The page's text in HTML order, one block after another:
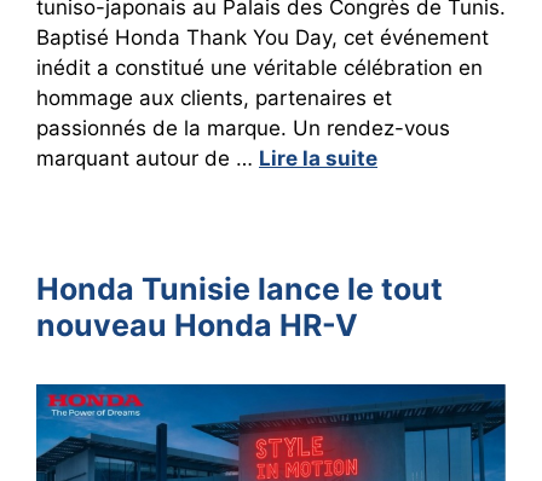
tuniso-japonais au Palais des Congrès de Tunis.
Baptisé Honda Thank You Day, cet événement
inédit a constitué une véritable célébration en
hommage aux clients, partenaires et
passionnés de la marque. Un rendez-vous
marquant autour de … Lire la suite
Honda Tunisie lance le tout
nouveau Honda HR-V